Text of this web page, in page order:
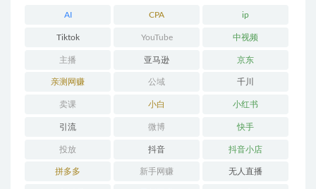
AI CPA ip
Tiktok YouTube 中视频
主播 亚马逊 京东
亲测网赚 公域 千川
卖课 小白 小红书
引流 微博 快手
投放 抖音 抖音小店
拼多多 新手网赚 无人直播